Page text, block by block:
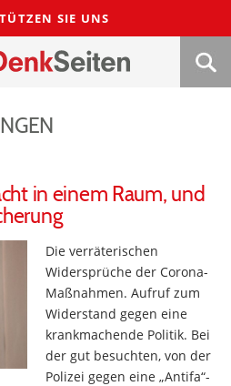
SIE UNS
in einem Raum, und
Die verräterischen
Widersprüche der Corona-
Maßnahmen. Aufruf zum
Widerstand gegen eine
krankmachende Politik. Bei
der gut besuchten, von der
Polizei gegen eine „Antifa“-